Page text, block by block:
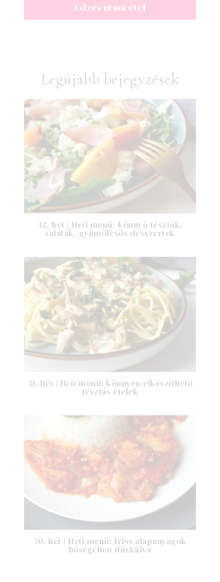
Edzés utáni étel
Legújabb bejegyzések
32. hét | Heti menü: könnyű tészták,
saláták, gyümölcsös desszertek
31. hét | Heti menü: könnyen elkészíthető
tésztás ételek
30. hét | Heti menü: friss alapanyagok
bőségében dúskálva